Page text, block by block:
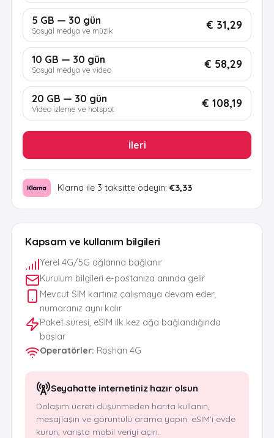
Kapsam ve kullanım bilgileri
Yerel 4G/5G ağlarına bağlanır
Kurulum bilgileri e-postanıza anında gelir
Mevcut SIM kartınız çalışmaya devam eder;
numaranız aynı kalır
Paket süresi, eSIM ilk kez ağa bağlandığında
başlar
Operatörler: Roshan 4G
Seyahatte internetiniz hazır olsun
Dolaşım ücreti düşünmeden harita kullanın,
mesajlaşın ve görüntülü arama yapın. eSIM’i evde
kurun, varışta mobil veriyi açın.
5 GB — 30 gün
Sosyal medya ve müzik € 31,29
10 GB — 30 gün
Sosyal medya ve video € 58,29
20 GB — 30 gün
Video izleme ve hotspot € 108,19
İleri
Klarna ile 3 taksitte ödeyin: €3,33